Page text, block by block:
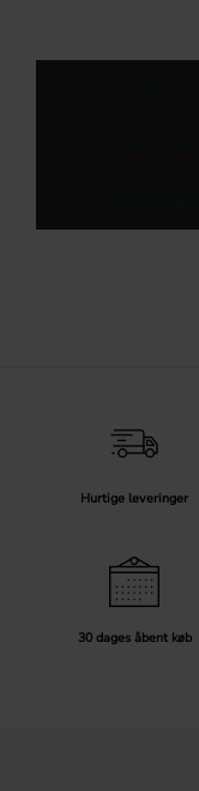
Hurtige leveringer
30 dages åbent køb